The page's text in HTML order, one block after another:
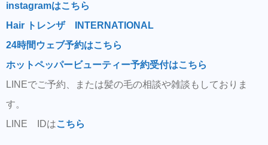
instagramはこちら
Hair トレンザ INTERNATIONAL
24時間ウェブ予約はこちら
ホットペッパービューティー予約受付はこちら
LINEでご予約、または髪の毛の相談や雑談もしておりま
す。
LINE IDはこちら